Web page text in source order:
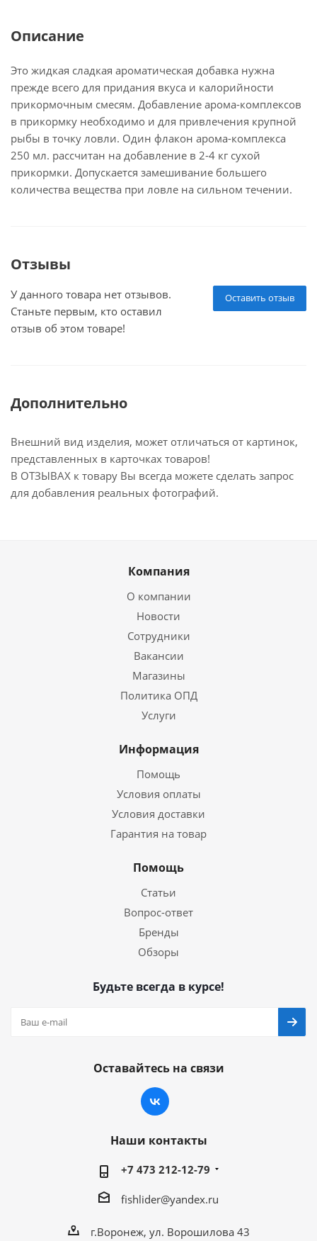
Описание
Это жидкая сладкая ароматическая добавка нужна
прежде всего для придания вкуса и калорийности
прикормочным смесям. Добавление арома-комплексов
в прикормку необходимо и для привлечения крупной
рыбы в точку ловли. Один флакон арома-комплекса
250 мл. рассчитан на добавление в 2-4 кг сухой
прикормки. Допускается замешивание большего
количества вещества при ловле на сильном течении.
Отзывы
Оставить отзыв
У данного товара нет отзывов.
Станьте первым, кто оставил
отзыв об этом товаре!
Дополнительно
Внешний вид изделия, может отличаться от картинок,
представленных в карточках товаров!
В ОТЗЫВАХ к товару Вы всегда можете сделать запрос
для добавления реальных фотографий.
Компания
О компании
Новости
Сотрудники
Вакансии
Магазины
Политика ОПД
Услуги
Информация
Помощь
Условия оплаты
Условия доставки
Гарантия на товар
Помощь
Статьи
Вопрос-ответ
Бренды
Обзоры
Будьте всегда в курсе!
Оставайтесь на связи
Наши контакты
+7 473 212-12-79
fishlider@yandex.ru
г.Воронеж, ул. Ворошилова 43